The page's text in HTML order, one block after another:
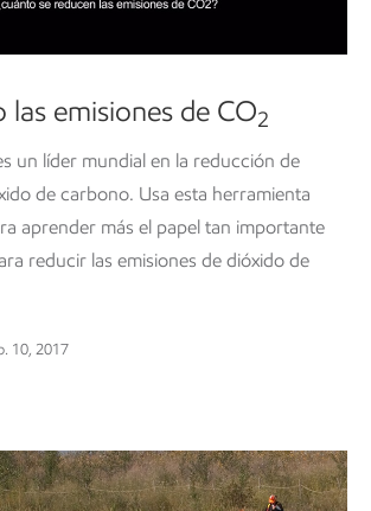
las emisiones de CO2
un líder mundial en la reducción de
de carbono. Usa esta herramienta
aprender más el papel tan importante
reducir las emisiones de dióxido de
10, 2017